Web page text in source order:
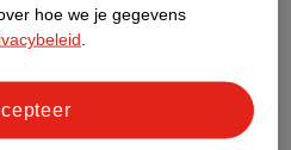
gemakkelijk bezorgen in de
hoe we je gegevens